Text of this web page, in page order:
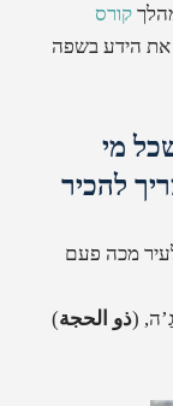
קורס
הידע בשפה
מי
להכיר
מכה פעם
( ذو الحجة)